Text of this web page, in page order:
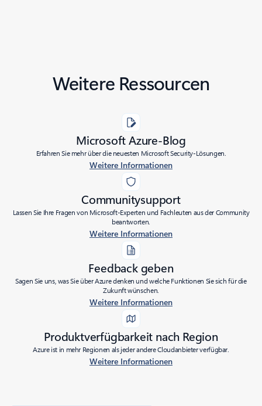
Weitere Ressourcen
Microsoft Azure-Blog
Erfahren Sie mehr über die neuesten Microsoft Security-Lösungen.
Weitere Informationen
Communitysupport
Lassen Sie Ihre Fragen von Microsoft-Experten und Fachleuten aus der Community
beantworten.
Weitere Informationen
Feedback geben
Sagen Sie uns, was Sie über Azure denken und welche Funktionen Sie sich für die
Zukunft wünschen.
Weitere Informationen
Produktverfügbarkeit nach Region
Azure ist in mehr Regionen als jeder andere Cloudanbieter verfügbar.
Weitere Informationen